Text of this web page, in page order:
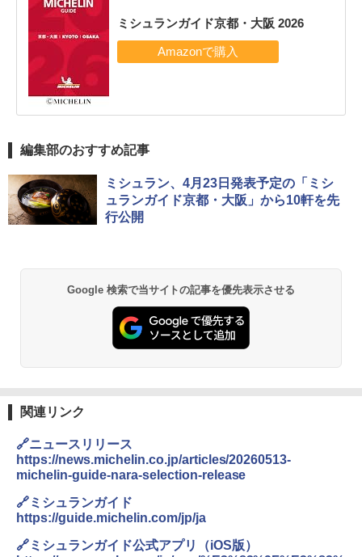
ミシュランガイド京都・大阪 2026
編集部のおすすめ記事
ミシュラン、4月23日発表予定の「ミシ
ュランガイド京都・大阪」から10軒を先
行公開
Google 検索で当サイトの記事を優先表示させる
関連リンク
🔗ニュースリリース
https://news.michelin.co.jp/articles/20260513-
michelin-guide-nara-selection-release
🔗ミシュランガイド
https://guide.michelin.com/jp/ja
🔗ミシュランガイド公式アプリ（iOS版）